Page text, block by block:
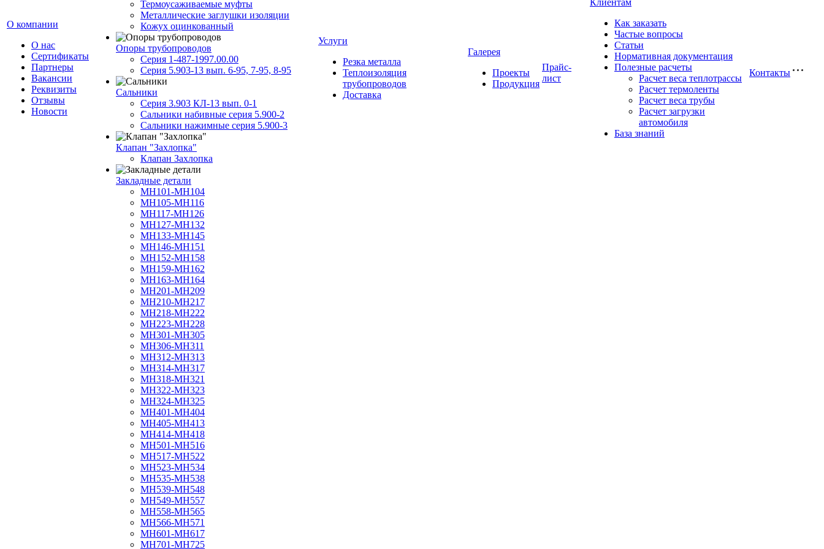
О компании
О нас
Сертификаты
Партнеры
Вакансии
Реквизиты
Отзывы
Новости
Термоусаживаемые муфты
Металлические заглушки изоляции
Кожух оцинкованный
Опоры трубопроводов
Серия 1-487-1997.00.00
Серия 5.903-13 вып. 6-95, 7-95, 8-95
Сальники
Серия 3.903 КЛ-13 вып. 0-1
Сальники набивные серия 5.900-2
Сальники нажимные серия 5.900-3
Клапан "Захлопка"
Клапан Захлопка
Закладные детали
МН101-МН104
МН105-МН116
МН117-МН126
МН127-МН132
МН133-МН145
МН146-МН151
МН152-МН158
МН159-МН162
МН163-МН164
МН201-МН209
МН210-МН217
МН218-МН222
МН223-МН228
МН301-МН305
МН306-МН311
МН312-МН313
МН314-МН317
МН318-МН321
МН322-МН323
МН324-МН325
МН401-МН404
МН405-МН413
МН414-МН418
МН501-МН516
МН517-МН522
МН523-МН534
МН535-МН538
МН539-МН548
МН549-МН557
МН558-МН565
МН566-МН571
МН601-МН617
МН701-МН725
Услуги
Резка металла
Теплоизоляция
трубопроводов
Доставка
Галерея
Проекты
Продукция
Прайс-
лист
Клиентам
Как заказать
Частые вопросы
Статьи
Нормативная документация
Полезные расчеты
Расчет веса теплотрассы
Расчет термоленты
Расчет веса трубы
Расчет загрузки
автомобиля
База знаний
Контакты